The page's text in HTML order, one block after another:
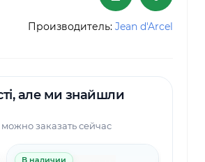
Производитель: Jean d'Arcel
але ми знайшли
заказать сейчас
В наличии